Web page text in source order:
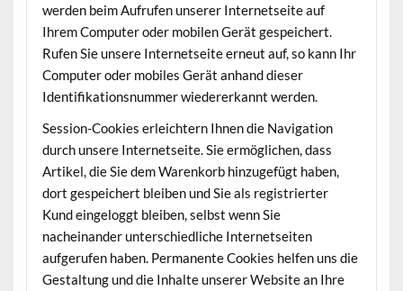
werden beim Aufrufen unserer Internetseite auf
Ihrem Computer oder mobilen Gerät gespeichert.
Rufen Sie unsere Internetseite erneut auf, so kann Ihr
Computer oder mobiles Gerät anhand dieser
Identifikationsnummer wiedererkannt werden.
Session-Cookies erleichtern Ihnen die Navigation
durch unsere Internetseite. Sie ermöglichen, dass
Artikel, die Sie dem Warenkorb hinzugefügt haben,
dort gespeichert bleiben und Sie als registrierter
Kund eingeloggt bleiben, selbst wenn Sie
nacheinander unterschiedliche Internetseiten
aufgerufen haben. Permanente Cookies helfen uns die
Gestaltung und die Inhalte unserer Website an Ihre